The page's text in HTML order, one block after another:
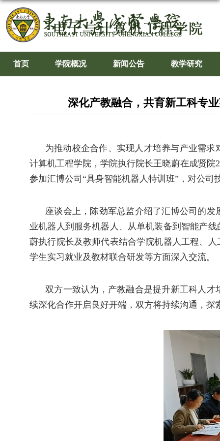
首页 学院概况 新闻公告 教学研究
深化产教融合，共育新工科专
为推动校企合作、实现人才培养与产业需求
计算机工程学院，学院执行院长王晓蔚在成贤
参加汇博公司“具身智能机器人特训班”，对公
座谈会上，陈劲军总监介绍了汇博公司的
业机器人到服务机器人、从单机装备到智能产
蔚执行院长及教师代表结合学院机器人工程、
学生实习就业及教材联合研发等方面深入交流。
双方一致认为，产教融合是提升新工科人
续深化合作开启良好开端，双方将持续沟通，